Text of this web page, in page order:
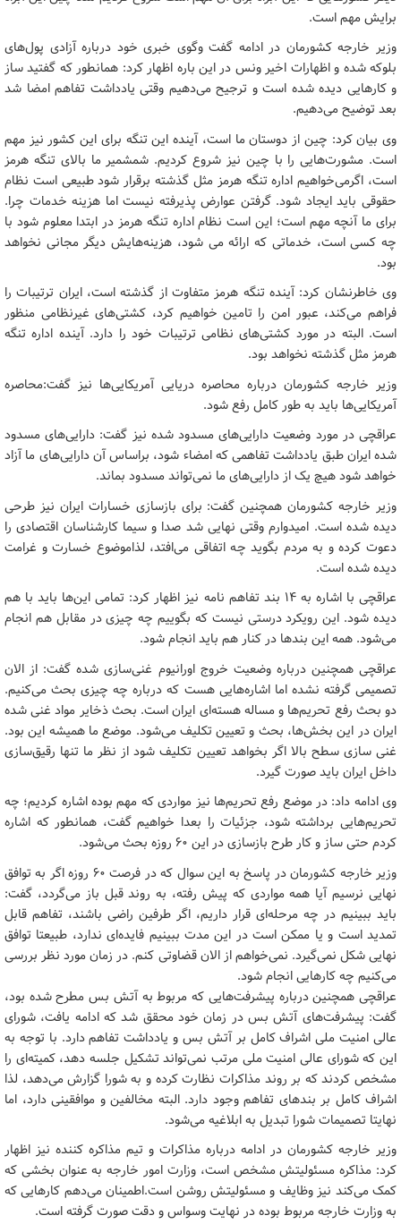
برایش مهم است.
وزیر خارجه کشورمان در ادامه گفت وگوی خبری خود درباره آزادی پول‌های
بلوکه شده و اظهارات اخیر ونس در این باره اظهار کرد: همانطور که گفتید ساز
و کارهایی دیده شده است و ترجیح می‌دهیم وقتی یادداشت تفاهم امضا شد
بعد توضیح می‌دهیم.
وی بیان کرد: چین از دوستان ما است، آینده این تنگه برای این کشور نیز مهم
است. مشورت‌هایی را با چین نیز شروع کردیم. شمشمیر ما بالای تنگه هرمز
است، اگرمی‌خواهیم اداره تنگه هرمز مثل گذشته برقرار شود طبیعی است نظام
حقوقی باید ایجاد شود. گرفتن عوارض پذیرفته نیست اما هزینه خدمات چرا.
برای ما آنچه مهم است؛ این است نظام اداره تنگه هرمز در ابتدا معلوم شود با
چه کسی است، خدماتی که ارائه می شود، هزینه‌هایش دیگر مجانی نخواهد
بود.
وی خاطرنشان کرد: آینده تنگه هرمز متفاوت از گذشته است، ایران ترتیبات را
فراهم می‌کند، عبور امن را تامین خواهیم کرد، کشتی‌های غیرنظامی منظور
است. البته در مورد کشتی‌های نظامی ترتیبات خود را دارد. آینده اداره تنگه
هرمز مثل گذشته نخواهد بود.
وزیر خارجه کشورمان درباره محاصره دریایی آمریکایی‌ها نیز گفت:محاصره
آمریکایی‌ها باید به طور کامل رفع شود.
عراقچی در مورد وضعیت دارایی‌های مسدود شده نیز گفت: دارایی‌های مسدود
شده ایران طبق یادداشت تفاهمی که امضاء شود، براساس آن دارایی‌های ما آزاد
خواهد شود هیچ یک از دارایی‌های ما نمی‌تواند مسدود بماند.
وزیر خارجه کشورمان همچنین گفت: برای بازسازی خسارات ایران نیز طرحی
دیده شده است. امیدوارم وقتی نهایی شد صدا و سیما کارشناسان اقتصادی را
دعوت کرده و به مردم بگوید چه اتفاقی می‌افتد، لذاموضوع خسارت و غرامت
دیده شده است.
عراقچی با اشاره به ۱۴ بند تفاهم نامه نیز اظهار کرد: تمامی این‌ها باید با هم
دیده شود. این رویکرد درستی نیست که بگوییم چه چیزی در مقابل هم انجام
می‌شود. همه این بندها در کنار هم باید انجام شود.
عراقچی همچنین درباره وضعیت خروج اورانیوم غنی‌سازی شده گفت: از الان
تصمیمی گرفته نشده اما اشاره‌هایی هست که درباره چه چیزی بحث می‌کنیم.
دو بحث رفع تحریم‌ها و مساله هسته‌ای ایران است. بحث ذخایر مواد غنی شده
ایران در این بخش‌ها، بحث و تعیین تکلیف می‌شود. موضع ما همیشه این بود.
غنی سازی سطح بالا اگر بخواهد تعیین تکلیف شود از نظر ما تنها رقیق‌سازی
داخل ایران باید صورت گیرد.
وی ادامه داد: در موضع رفع تحریم‌ها نیز مواردی که مهم بوده اشاره کردیم؛ چه
تحریم‌هایی برداشته شود، جزئیات را بعدا خواهیم گفت، همانطور که اشاره
کردم حتی ساز و کار طرح بازسازی در این ۶۰ روزه بحث می‌شود.
وزیر خارجه کشورمان در پاسخ به این سوال که در فرصت ۶۰ روزه اگر به توافق
نهایی نرسیم آیا همه مواردی که پیش رفته، به روند قبل باز می‌گردد، گفت:
باید ببینیم در چه مرحله‌ای قرار داریم، اگر طرفین راضی باشند، تفاهم قابل
تمدید است و یا ممکن است در این مدت ببینیم فایده‌ای ندارد، طبیعتا توافق
نهایی شکل نمی‌گیرد. نمی‌خواهم از الان قضاوتی کنم. در زمان مورد نظر بررسی
می‌کنیم چه کارهایی انجام شود.
عراقچی همچنین درباره پیشرفت‌هایی که مربوط به آتش بس مطرح شده بود،
گفت: پیشرفت‌های آتش بس در زمان خود محقق شد که ادامه یافت، شورای
عالی امنیت ملی اشراف کامل بر آتش بس و یادداشت تفاهم دارد. با توجه به
این که شورای عالی امنیت ملی مرتب نمی‌تواند تشکیل جلسه دهد، کمیته‌ای را
مشخص کردند که بر روند مذاکرات نظارت کرده و به شورا گزارش می‌دهد، لذا
اشراف کامل بر بندهای تفاهم وجود دارد. البته مخالفین و موافقینی دارد، اما
نهایتا تصمیمات شورا تبدیل به ابلاغیه می‌شود.
وزیر خارجه کشورمان در ادامه درباره مذاکرات و تیم مذاکره کننده نیز اظهار
کرد: مذاکره مسئولیتش مشخص است، وزارت امور خارجه به عنوان بخشی که
کمک می‌کند نیز وظایف و مسئولیتش روشن است.اطمینان می‌دهم کارهایی که
به وزارت خارجه مربوط بوده در نهایت وسواس و دقت صورت گرفته است.